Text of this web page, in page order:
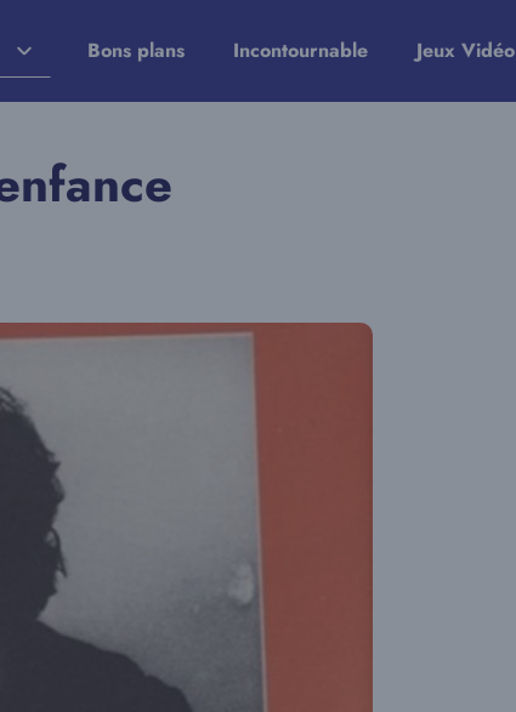
Bons plans Incontournable Jeux Vidéo